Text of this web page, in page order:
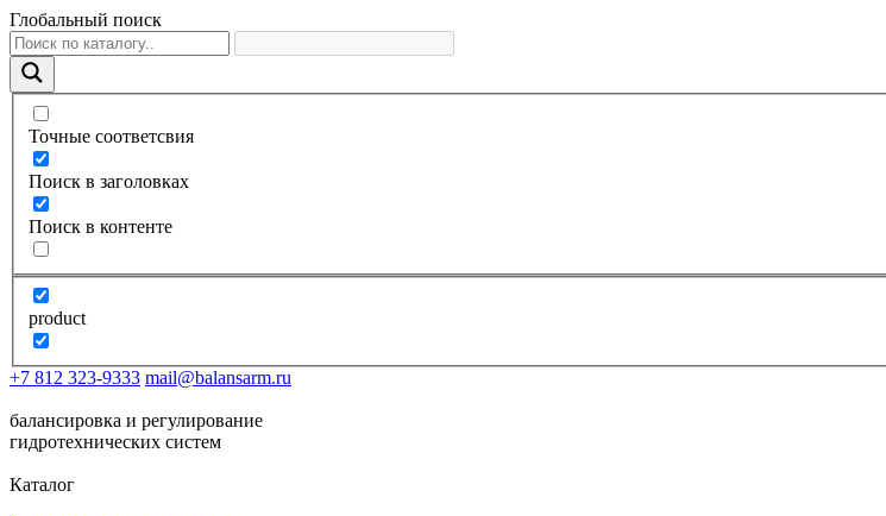
Глобальный поиск
Точные соответсвия
Поиск в заголовках
Поиск в контенте
product
+7 812 323-9333 mail@balansarm.ru
балансировка и регулирование
гидротехнических систем
Каталог